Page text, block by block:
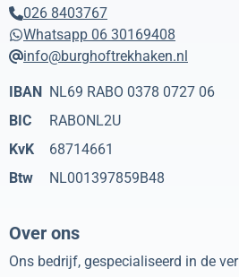
026 8403767
Whatsapp 06 30169408
info@burghoftrekhaken.nl
IBAN NL69 RABO 0378 0727 06
BIC
RABONL2U
KvK
68714661
Btw
NL001397859B48
Over ons
Ons bedrijf, gespecialiseerd in de